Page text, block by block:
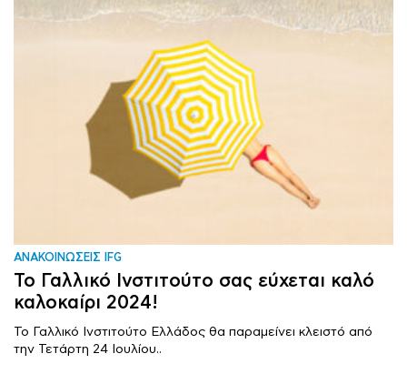
ΑΝΑΚΟΙΝΩΣΕΙΣ IFG
Το Γαλλικό Ινστιτούτο σας εύχεται καλό
καλοκαίρι 2024!
To Γαλλικό Ινστιτούτο Ελλάδος θα παραμείνει κλειστό από
την Τετάρτη 24 Ιουλίου..